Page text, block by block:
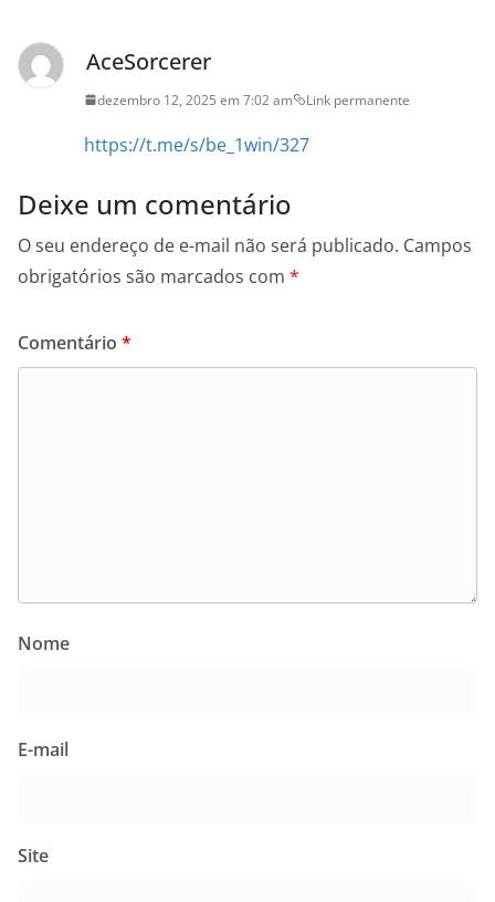
AceSorcerer
dezembro 12, 2025 em 7:02 am Link permanente
https://t.me/s/be_1win/327
Deixe um comentário
O seu endereço de e-mail não será publicado. Campos
obrigatórios são marcados com *
Comentário *
Nome
E-mail
Site